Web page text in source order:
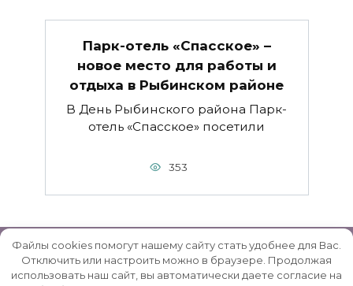
Парк-отель «Спасское» –
новое место для работы и
отдыха в Рыбинском районе
В День Рыбинского района Парк-
отель «Спасское» посетили
353
Файлы cookies помогут нашему сайту стать удобнее для Вас.
Отключить или настроить можно в браузере. Продолжая
использовать наш сайт, вы автоматически даете согласие на